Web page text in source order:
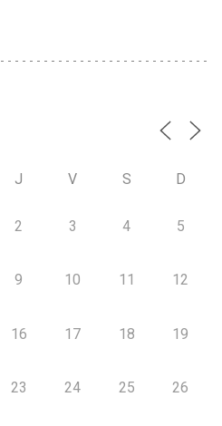
J V S D
2 3 4 5
9 10 11 12
16 17 18 19
23 24 25 26